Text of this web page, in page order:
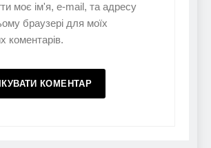
моє ім'я, e-mail, та адресу
браузері для моїх
коментарів.